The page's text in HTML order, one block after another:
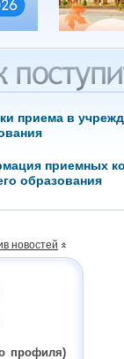
приема в
приемных
образования
новостей
профиля)